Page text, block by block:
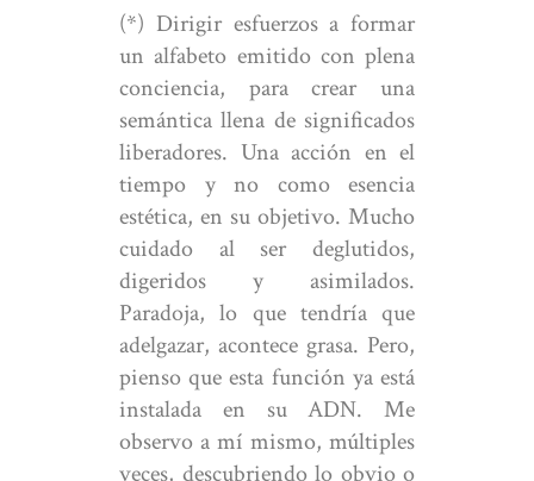
(*) Dirigir esfuerzos a formar
un alfabeto emitido con plena
conciencia, para crear una
semántica llena de significados
liberadores. Una acción en el
tiempo y no como esencia
estética, en su objetivo. Mucho
cuidado al ser deglutidos,
digeridos y asimilados.
Paradoja, lo que tendría que
adelgazar, acontece grasa. Pero,
pienso que esta función ya está
instalada en su ADN. Me
observo a mí mismo, múltiples
veces, descubriendo lo obvio o